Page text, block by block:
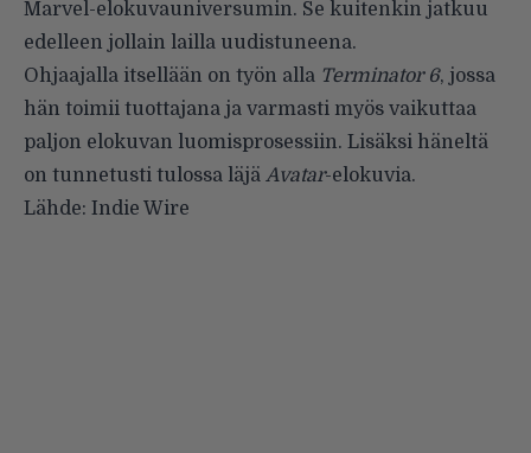
Marvel-elokuvauniversumin. Se kuitenkin jatkuu
edelleen jollain lailla uudistuneena.
Ohjaajalla itsellään on työn alla Terminator 6, jossa
hän toimii tuottajana ja varmasti myös vaikuttaa
paljon elokuvan luomisprosessiin. Lisäksi häneltä
on tunnetusti tulossa läjä Avatar-elokuvia.
Lähde: Indie Wire